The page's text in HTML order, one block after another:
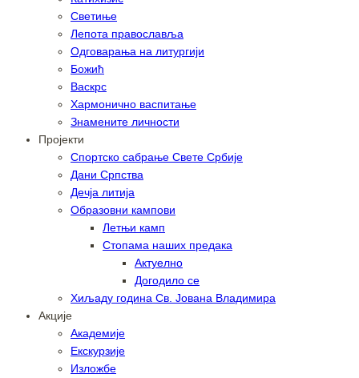
Светиње
Лепота православља
Одговарања на литургији
Божић
Васкрс
Хармонично васпитање
Знамените личности
Пројекти
Спортско сабрање Свете Србије
Дани Српства
Дечја литија
Образовни кампови
Летњи камп
Стопама наших предака
Актуелно
Догодило се
Хиљаду година Св. Јована Владимира
Акције
Академије
Екскурзије
Изложбе